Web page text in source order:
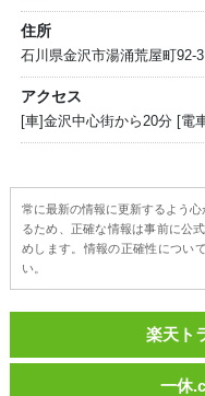
住所
石川県金沢市湯涌荒屋町92-3
アクセス
[車]金沢中心街から20分 [電
常に最新の情報に更新するよう
るため、正確な情報は事前に公
めします。情報の正確性につい
い。
楽天ト
一休